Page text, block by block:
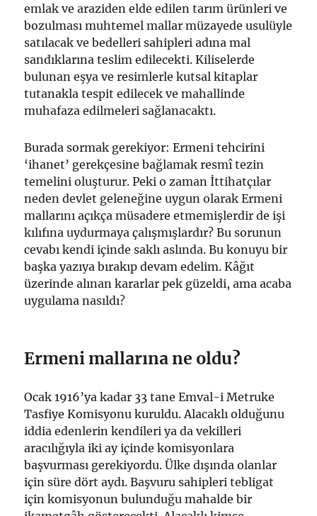
emlak ve araziden elde edilen tarım ürünleri ve
bozulması muhtemel mallar müzayede usulüyle
satılacak ve bedelleri sahipleri adına mal
sandıklarına teslim edilecekti. Kiliselerde
bulunan eşya ve resimlerle kutsal kitaplar
tutanakla tespit edilecek ve mahallinde
muhafaza edilmeleri sağlanacaktı.
Burada sormak gerekiyor: Ermeni tehcirini
‘ihanet’ gerekçesine bağlamak resmî tezin
temelini oluşturur. Peki o zaman İttihatçılar
neden devlet geleneğine uygun olarak Ermeni
mallarını açıkça müsadere etmemişlerdir de işi
kılıfına uydurmaya çalışmışlardır? Bu sorunun
cevabı kendi içinde saklı aslında. Bu konuyu bir
başka yazıya bırakıp devam edelim. Kâğıt
üzerinde alınan kararlar pek güzeldi, ama acaba
uygulama nasıldı?
Ermeni mallarına ne oldu?
Ocak 1916’ya kadar 33 tane Emval-i Metruke
Tasfiye Komisyonu kuruldu. Alacaklı olduğunu
iddia edenlerin kendileri ya da vekilleri
aracılığıyla iki ay içinde komisyonlara
başvurması gerekiyordu. Ülke dışında olanlar
için süre dört aydı. Başvuru sahipleri tebligat
için komisyonun bulunduğu mahalde bir